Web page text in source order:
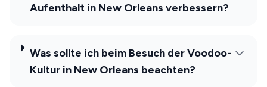
Aufenthalt in New Orleans verbessern?
Was sollte ich beim Besuch der Voodoo-
Kultur in New Orleans beachten?